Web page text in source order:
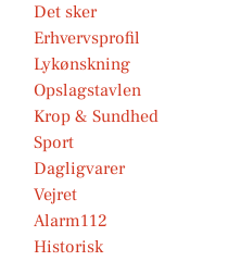
Det sker
Erhvervsprofil
Lykønskning
Opslagstavlen
Krop & Sundhed
Sport
Dagligvarer
Vejret
Alarm112
Historisk